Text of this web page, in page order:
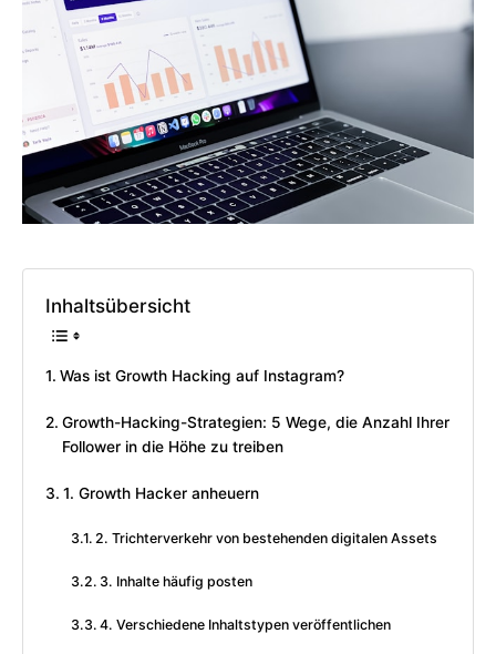
Inhaltsübersicht
Was ist Growth Hacking auf Instagram?
Growth-Hacking-Strategien: 5 Wege, die Anzahl Ihrer
Follower in die Höhe zu treiben
1. Growth Hacker anheuern
2. Trichterverkehr von bestehenden digitalen Assets
3. Inhalte häufig posten
4. Verschiedene Inhaltstypen veröffentlichen